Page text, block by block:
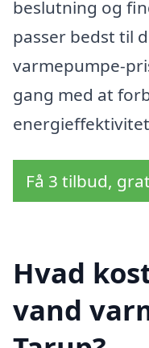
beslutning og
passer bedst til
varmepumpe-
gang med at
Få 3 tilbud,
Hvad
vand